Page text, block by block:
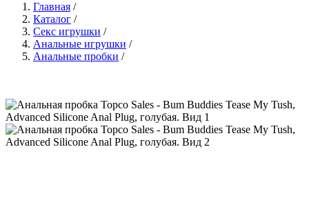
Главная /
Каталог /
Секс игрушки /
Анальные игрушки /
Анальные пробки /